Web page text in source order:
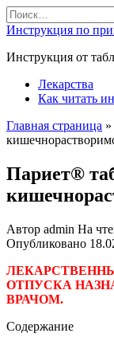
Перейти
к
содержанию
Search
for:
Инструкция по
Инструкция от
Лекарства
Как читать
Главная страница »
Париет®
Автор admin На
Опубликовано
ОТПУСКА
ВРАЧОМ.
Содержание